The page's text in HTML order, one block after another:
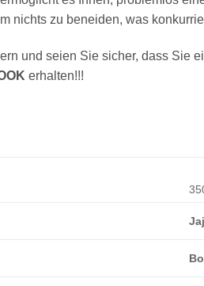
nichts zu beneiden, was
und seien Sie sicher, dass Sie
erhalten!!!